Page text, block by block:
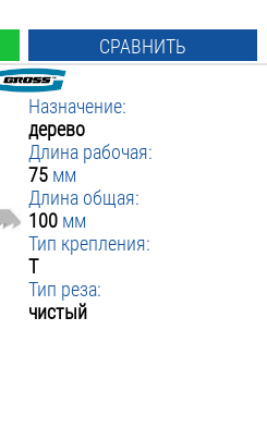
СРАВНИТЬ
Назначение:
дерево
Длина рабочая:
75 мм
Длина общая:
100 мм
Тип крепления:
T
Тип реза:
чистый